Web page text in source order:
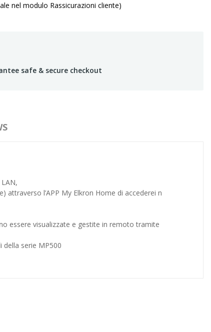
nel modulo Rassicurazioni cliente)
safe & secure checkout
l’APP My Elkron Home di accederei n
essere visualizzate e gestite in remoto tramite
della serie MP500